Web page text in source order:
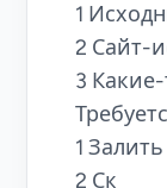
1
2 Сайт-
3
1
2 Ск